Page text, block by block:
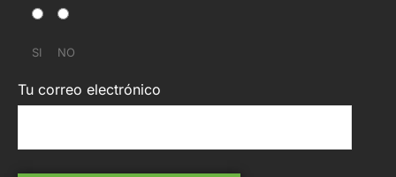
SI NO
Tu correo electrónico